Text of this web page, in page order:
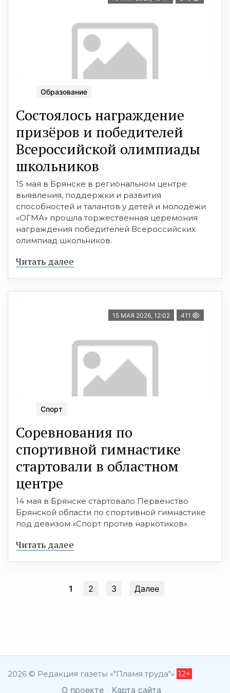
Образование
Состоялось награждение
призёров и победителей
Всероссийской олимпиады
школьников
15 мая в Брянске в региональном центре
выявления, поддержки и развития
способностей и талантов у детей и молодёжи
«ОГМА» прошла торжественная церемония
награждения победителей Всероссийских
олимпиад школьников.
Читать далее
15 МАЯ 2026, 12:02 411
Спорт
Соревнования по
спортивной гимнастике
стартовали в областном
центре
14 мая в Брянске стартовало Первенство
Брянской области по спортивной гимнастике
под девизом «Спорт против наркотиков».
Читать далее
1 2 3 Далее
2026 © Редакция газеты «"Пламя труда"» 12+
О проекте Карта сайта